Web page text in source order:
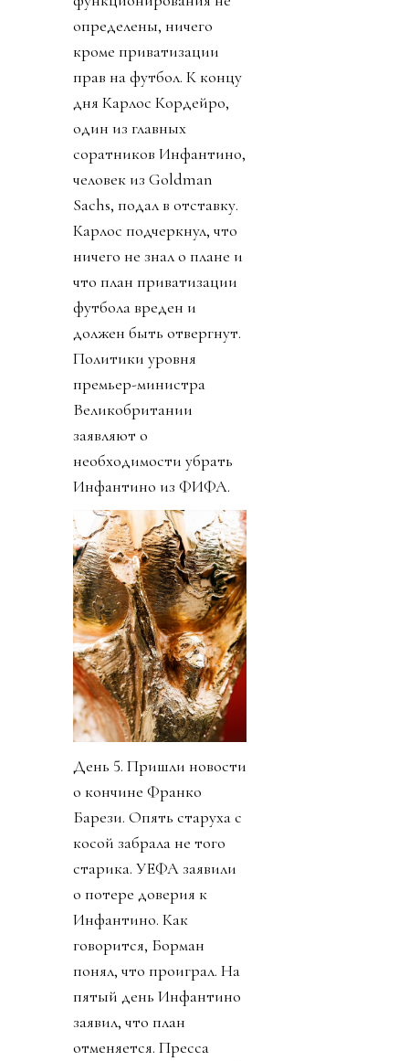
определены, ничего
кроме приватизации
прав на футбол. К концу
дня Карлос Кордейро,
один из главных
соратников Инфантино,
человек из Goldman
Sachs, подал в отставку.
Карлос подчеркнул, что
ничего не знал о плане и
что план приватизации
футбола вреден и
должен быть отвергнут.
Политики уровня
премьер-министра
Великобритании
заявляют о
необходимости убрать
Инфантино из ФИФА.
День 5. Пришли новости
о кончине Франко
Барези. Опять старуха с
косой забрала не того
старика. УЕФА заявили
о потере доверия к
Инфантино. Как
говорится, Борман
понял, что проиграл. На
пятый день Инфантино
заявил, что план
отменяется. Пресса